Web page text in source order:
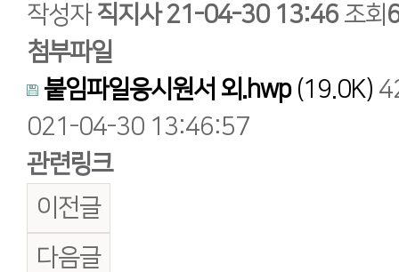
작성자직지사 21-04-30 13:46조회
첨부파일
붙임파일응시원서 외.hwp(19.0K)
021-04-30 13:46:57
관련링크
이전글
다음글